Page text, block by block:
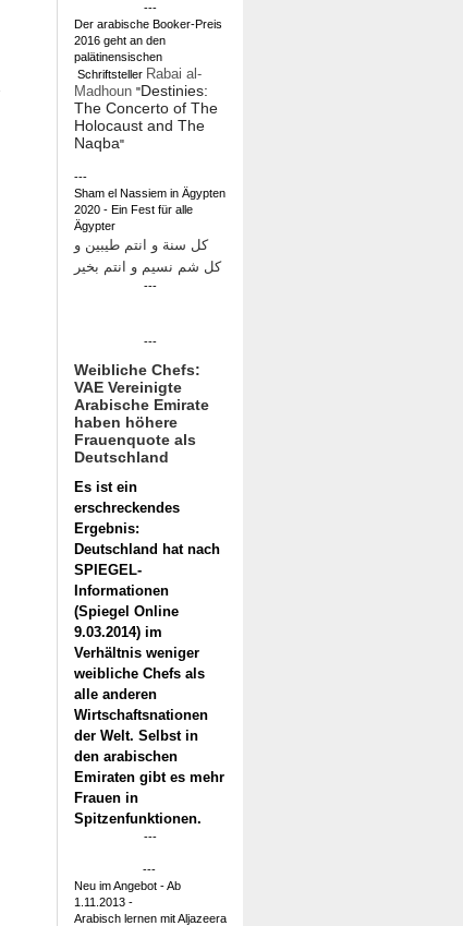
---
Der arabische Booker-Preis
2016 geht an den
palätinensischen
Schriftsteller Rabai al-
Madhoun "Destinies:
The Concerto of The
Holocaust and The
Naqba"
---
Sham el Nassiem in Ägypten
2020 - Ein Fest für alle
Ägypter
كل سنة و انتم طيبين و
كل شم نسيم و انتم بخير
---
---
Weibliche Chefs:
VAE Vereinigte
Arabische Emirate
haben höhere
Frauenquote als
Deutschland
Es ist ein
erschreckendes
Ergebnis:
Deutschland hat nach
SPIEGEL-
Informationen
(Spiegel Online
9.03.2014) im
Verhältnis weniger
weibliche Chefs als
alle anderen
Wirtschaftsnationen
der Welt. Selbst in
den arabischen
Emiraten gibt es mehr
Frauen in
Spitzenfunktionen.
---
---
Neu im Angebot - Ab
1.11.2013 -
Arabisch lernen mit Aljazeera